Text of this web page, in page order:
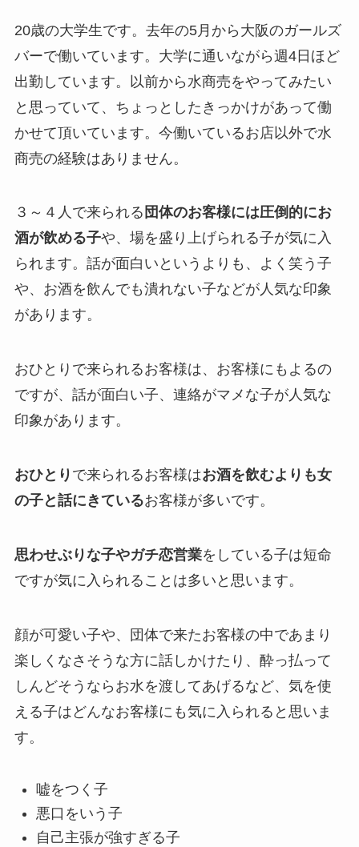
20歳の大学生です。去年の5月から大阪のガールズ
バーで働いています。大学に通いながら週4日ほど
出勤しています。以前から水商売をやってみたい
と思っていて、ちょっとしたきっかけがあって働
かせて頂いています。今働いているお店以外で水
商売の経験はありません。
３～４人で来られる 団体のお客様には圧倒的にお
酒が飲める子や、場を盛り上げられる子が気に入
られます。話が面白いというよりも、よく笑う子
や、お酒を飲んでも潰れない子などが人気な印象
があります。
おひとりで来られるお客様は、お客様にもよるの
ですが、話が面白い子、連絡がマメな子が人気な
印象があります。
おひとり で来られるお客様はお酒を飲むよりも女
の子と話にきているお客様が多いです。
思わせぶりな子やガチ恋営業をしている子は短命
ですが気に入られることは多いと思います。
顔が可愛い子や、団体で来たお客様の中であまり
楽しくなさそうな方に話しかけたり、酔っ払って
しんどそうならお水を渡してあげるなど、気を使
える子はどんなお客様にも気に入られると思いま
す。
嘘をつく子
悪口をいう子
自己主張が強すぎる子